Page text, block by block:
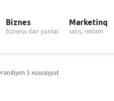
Biznes
biznesə dair yazılar
Marketinq
satış, reklam
5 xüsusiyyət